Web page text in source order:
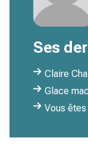
Ses
Claire
Glace
Vous êtes